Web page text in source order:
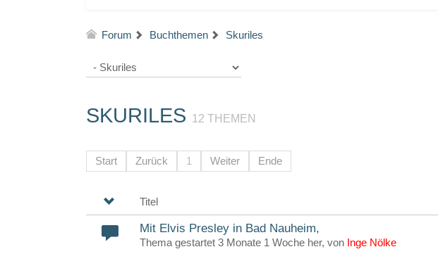
Forum Buchthemen Skuriles
SKURILES 12 THEMEN
Start Zurück 1 Weiter Ende
Titel
Mit Elvis Presley in Bad Nauheim,
Thema gestartet 3 Monate 1 Woche her, von Inge Nölke